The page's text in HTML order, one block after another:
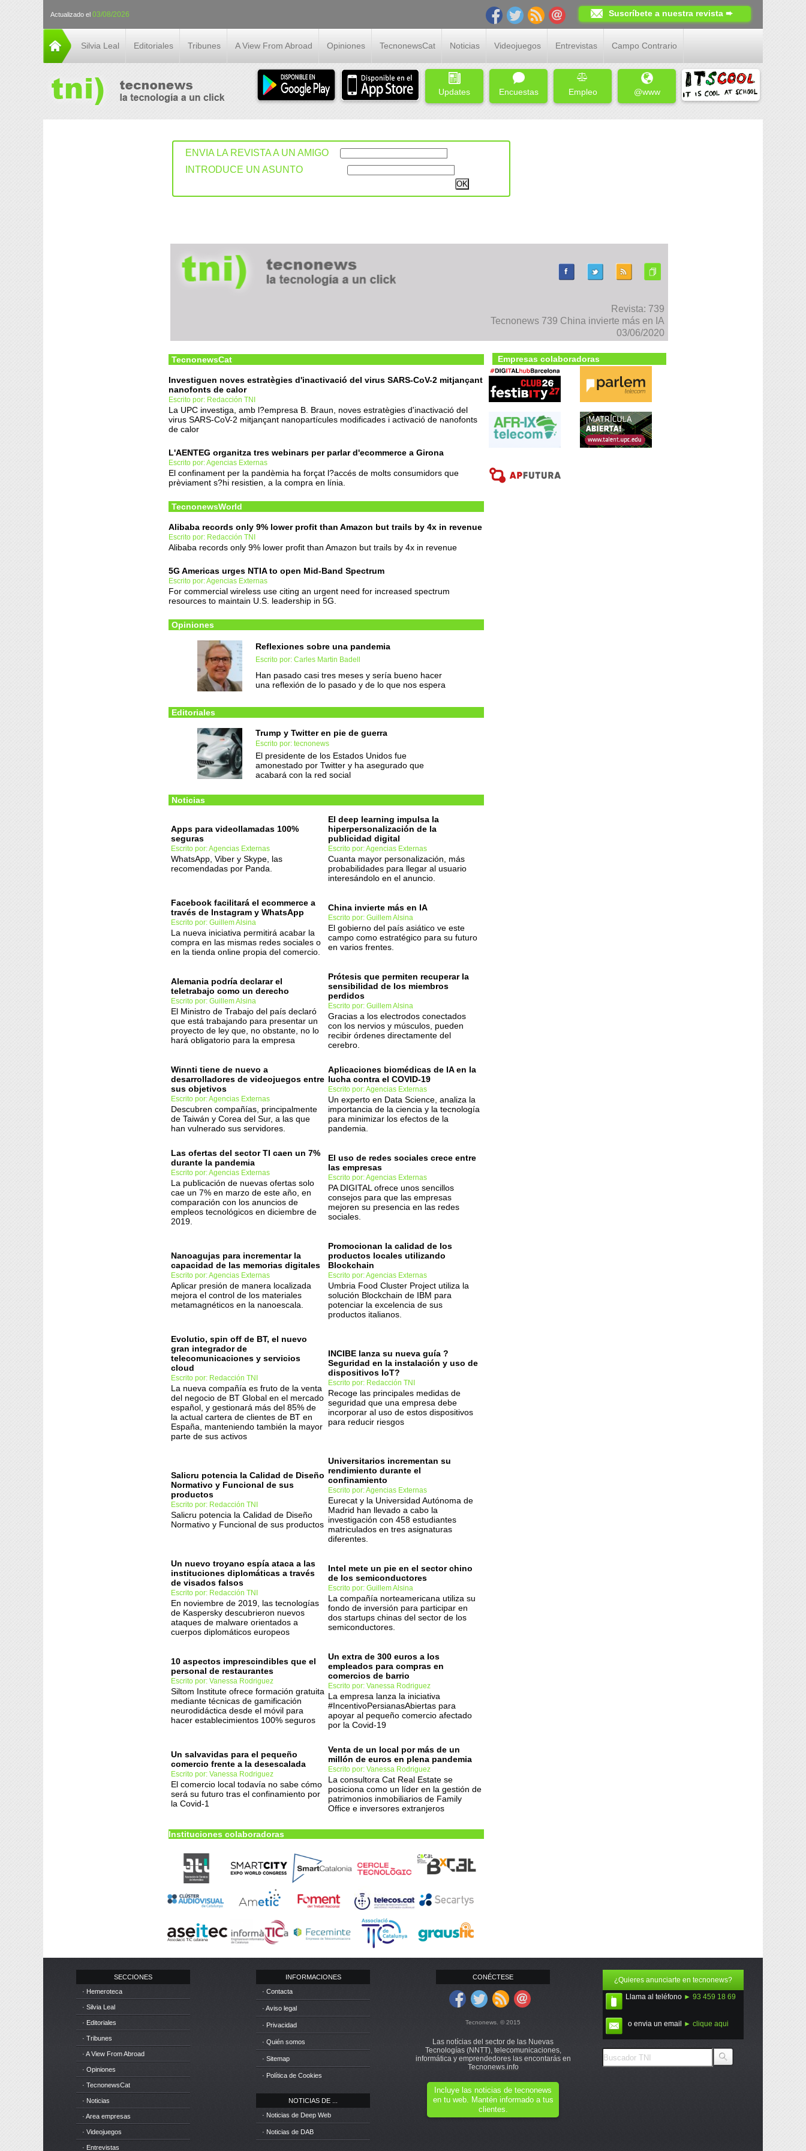
Actualizado el 03/08/2026 Suscríbete a nuestra revista ➨
Silvia Leal Editoriales Tribunes A View From Abroad Opiniones TecnonewsCat Noticias Videojuegos Entrevistas Campo Contrario
Updates Encuestas Empleo @www
ENVIA LA REVISTA A UN AMIGO
INTRODUCE UN ASUNTO
Revista: 739
Tecnonews 739 China invierte más en IA
03/06/2020
TecnonewsCat
Investiguen noves estratègies d'inactivació del virus SARS-CoV-2 mitjançant
nanofonts de calor
Escrito por: Redacción TNI
La UPC investiga, amb l?empresa B. Braun, noves estratègies d'inactivació del
virus SARS-CoV-2 mitjançant nanopartícules modificades i activació de nanofonts
de calor
L'AENTEG organitza tres webinars per parlar d'ecommerce a Girona
Escrito por: Agencias Externas
El confinament per la pandèmia ha forçat l?accés de molts consumidors que
prèviament s?hi resistien, a la compra en línia.
TecnonewsWorld
Alibaba records only 9% lower profit than Amazon but trails by 4x in revenue
Escrito por: Redacción TNI
Alibaba records only 9% lower profit than Amazon but trails by 4x in revenue
5G Americas urges NTIA to open Mid-Band Spectrum
Escrito por: Agencias Externas
For commercial wireless use citing an urgent need for increased spectrum
resources to maintain U.S. leadership in 5G.
Opiniones
Reflexiones sobre una pandemia
Escrito por: Carles Martin Badell
Han pasado casi tres meses y sería bueno hacer
una reflexión de lo pasado y de lo que nos espera
Editoriales
Trump y Twitter en pie de guerra
Escrito por: tecnonews
El presidente de los Estados Unidos fue
amonestado por Twitter y ha asegurado que
acabará con la red social
Noticias
Apps para videollamadas 100%
seguras
Escrito por: Agencias Externas
WhatsApp, Viber y Skype, las
recomendadas por Panda.
El deep learning impulsa la
hiperpersonalización de la
publicidad digital
Escrito por: Agencias Externas
Cuanta mayor personalización, más
probabilidades para llegar al usuario
interesándolo en el anuncio.
Facebook facilitará el ecommerce a
través de Instagram y WhatsApp
Escrito por: Guillem Alsina
La nueva iniciativa permitirá acabar la
compra en las mismas redes sociales o
en la tienda online propia del comercio.
China invierte más en IA
Escrito por: Guillem Alsina
El gobierno del país asiático ve este
campo como estratégico para su futuro
en varios frentes.
Alemania podría declarar el
teletrabajo como un derecho
Escrito por: Guillem Alsina
El Ministro de Trabajo del país declaró
que está trabajando para presentar un
proyecto de ley que, no obstante, no lo
hará obligatorio para la empresa
Prótesis que permiten recuperar la
sensibilidad de los miembros
perdidos
Escrito por: Guillem Alsina
Gracias a los electrodos conectados
con los nervios y músculos, pueden
recibir órdenes directamente del
cerebro.
Winnti tiene de nuevo a
desarrolladores de videojuegos entre
sus objetivos
Escrito por: Agencias Externas
Descubren compañías, principalmente
de Taiwán y Corea del Sur, a las que
han vulnerado sus servidores.
Aplicaciones biomédicas de IA en la
lucha contra el COVID-19
Escrito por: Agencias Externas
Un experto en Data Science, analiza la
importancia de la ciencia y la tecnología
para minimizar los efectos de la
pandemia.
Las ofertas del sector TI caen un 7%
durante la pandemia
Escrito por: Agencias Externas
La publicación de nuevas ofertas solo
cae un 7% en marzo de este año, en
comparación con los anuncios de
empleos tecnológicos en diciembre de
2019.
El uso de redes sociales crece entre
las empresas
Escrito por: Agencias Externas
PA DIGITAL ofrece unos sencillos
consejos para que las empresas
mejoren su presencia en las redes
sociales.
Nanoagujas para incrementar la
capacidad de las memorias digitales
Escrito por: Agencias Externas
Aplicar presión de manera localizada
mejora el control de los materiales
metamagnéticos en la nanoescala.
Promocionan la calidad de los
productos locales utilizando
Blockchain
Escrito por: Agencias Externas
Umbria Food Cluster Project utiliza la
solución Blockchain de IBM para
potenciar la excelencia de sus
productos italianos.
Evolutio, spin off de BT, el nuevo
gran integrador de
telecomunicaciones y servicios
cloud
Escrito por: Redacción TNI
La nueva compañía es fruto de la venta
del negocio de BT Global en el mercado
español, y gestionará más del 85% de
la actual cartera de clientes de BT en
España, manteniendo también la mayor
parte de sus activos
INCIBE lanza su nueva guía ?
Seguridad en la instalación y uso de
dispositivos IoT?
Escrito por: Redacción TNI
Recoge las principales medidas de
seguridad que una empresa debe
incorporar al uso de estos dispositivos
para reducir riesgos
Salicru potencia la Calidad de Diseño
Normativo y Funcional de sus
productos
Escrito por: Redacción TNI
Salicru potencia la Calidad de Diseño
Normativo y Funcional de sus productos
Universitarios incrementan su
rendimiento durante el
confinamiento
Escrito por: Agencias Externas
Eurecat y la Universidad Autónoma de
Madrid han llevado a cabo la
investigación con 458 estudiantes
matriculados en tres asignaturas
diferentes.
Un nuevo troyano espía ataca a las
instituciones diplomáticas a través
de visados falsos
Escrito por: Redacción TNI
En noviembre de 2019, las tecnologías
de Kaspersky descubrieron nuevos
ataques de malware orientados a
cuerpos diplomáticos europeos
Intel mete un pie en el sector chino
de los semiconductores
Escrito por: Guillem Alsina
La compañía norteamericana utiliza su
fondo de inversión para participar en
dos startups chinas del sector de los
semiconductores.
10 aspectos imprescindibles que el
personal de restaurantes
Escrito por: Vanessa Rodriguez
Siltom Institute ofrece formación gratuita
mediante técnicas de gamificación
neurodidáctica desde el móvil para
hacer establecimientos 100% seguros
Un extra de 300 euros a los
empleados para compras en
comercios de barrio
Escrito por: Vanessa Rodriguez
La empresa lanza la iniciativa
#IncentivoPersianasAbiertas para
apoyar al pequeño comercio afectado
por la Covid-19
Un salvavidas para el pequeño
comercio frente a la desescalada
Escrito por: Vanessa Rodriguez
El comercio local todavía no sabe cómo
será su futuro tras el confinamiento por
la Covid-1
Venta de un local por más de un
millón de euros en plena pandemia
Escrito por: Vanessa Rodriguez
La consultora Cat Real Estate se
posiciona como un líder en la gestión de
patrimonios inmobiliarios de Family
Office e inversores extranjeros
Instituciones colaboradoras
Empresas colaboradoras
SECCIONES
· Hemeroteca
· Silvia Leal
· Editoriales
· Tribunes
· A View From Abroad
· Opiniones
· TecnonewsCat
· Noticias
· Area empresas
· Videojuegos
· Entrevistas
INFORMACIONES
· Contacta
· Aviso legal
· Privacidad
· Quién somos
· Sitemap
· Política de Cookies
NOTICIAS DE ...
· Noticias de Deep Web
· Noticias de DAB
CONÉCTESE
Tecnonews. © 2015
Las notícias del sector de las Nuevas
Tecnologías (NNTT), telecomunicaciones,
informática y emprendedores las encontarás en
Tecnonews.info
Incluye las noticias de tecnonews
en tu web. Mantén informado a tus
clientes.
¿Quieres anunciarte en tecnonews?
Llama al teléfono ► 93 459 18 69
o envia un email ► clique aqui